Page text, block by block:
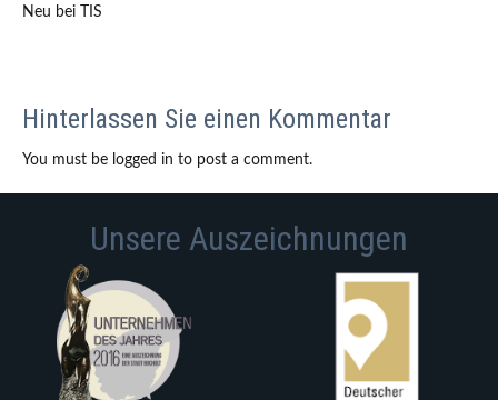
Neu bei TIS
Hinterlassen Sie einen Kommentar
You must be logged in to post a comment.
Unsere Auszeichnungen